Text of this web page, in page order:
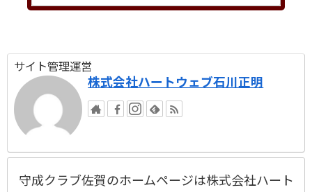
守成クラブ佐賀はその一つです。
サイト管理運営
株式会社ハートウェブ石川正明
守成クラブ佐賀のホームページは株式会社ハート